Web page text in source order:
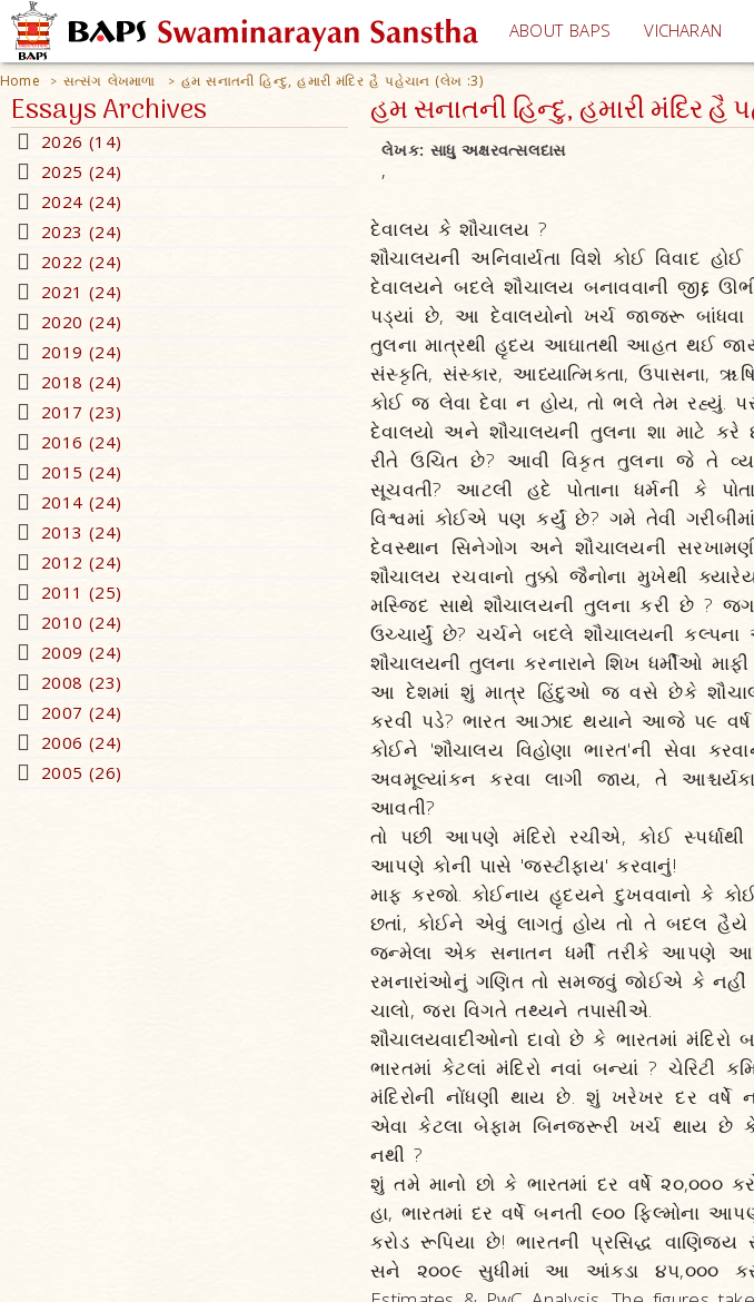
ABOUT BAPS VICHARAN
Home > સત્સંગ લેખમાળા > હમ સનાતની હિન્દુ, હમારી મંદિર હૈ પહેચાન (લેખ :3)
Essays Archives
2026 (14)
2025 (24)
2024 (24)
2023 (24)
2022 (24)
2021 (24)
2020 (24)
2019 (24)
2018 (24)
2017 (23)
2016 (24)
2015 (24)
2014 (24)
2013 (24)
2012 (24)
2011 (25)
2010 (24)
2009 (24)
2008 (23)
2007 (24)
2006 (24)
2005 (26)
હમ સનાતની હિન્દુ, હમારી મંદિર
લેખક: સાધુ અક્ષરવત્સલદાસ
,
દેવાલય કે શૌચાલય ?
શૌચાલયની અનિવાર્યતા વિશે કોઈ વિવાદ
દેવાલયને બદલે શૌચાલય બનાવવાની જીદ્દ
પડ્યાં છે, આ દેવાલયોનો ખર્ચ જાજરૂ
તુલના માત્રથી હૃદય આઘાતથી આહત થઈ
સંસ્કૃતિ, સંસ્કાર, આધ્યાત્મિકતા, ઉપાસના,
કોઈ જ લેવા દેવા ન હોય, તો ભલે તેમ રહ્યું.
દેવાલયો અને શૌચાલયની તુલના શા માટે
રીતે ઉચિત છે? આવી વિકૃત તુલના જે તે
સૂચવતી? આટલી હદે પોતાના ધર્મની કે
વિશ્વમાં કોઈએ પણ કર્યું છે? ગમે તેવી
દેવસ્થાન સિનેગોગ અને શૌચાલયની
શૌચાલય રચવાનો તુક્કો જૈનોના મુખેથી
મસ્જિદ સાથે શૌચાલયની તુલના કરી છે ?
ઉચ્ચાર્યું છે? ચર્ચને બદલે શૌચાલયની
શૌચાલયની તુલના કરનારાને શિખ ધર્મીઓ માફી
આ દેશમાં શું માત્ર હિંદુઓ જ વસે છેકે
કરવી પડે? ભારત આઝાદ થયાને આજે ૫૯
કોઈને 'શૌચાલય વિહોણા ભારત'ની સેવા
અવમૂલ્યાંકન કરવા લાગી જાય, તે
આવતી?
તો પછી આપણે મંદિરો રચીએ, કોઈ સ્પર્ધાથી
આપણે કોની પાસે 'જસ્ટીફાય' કરવાનું!
માફ કરજો. કોઈનાય હૃદયને દુખવવાનો કે
છતાં, કોઈને એવું લાગતું હોય તો તે બદલ હૈયે
જન્મેલા એક સનાતન ધર્મી તરીકે આપણે
રમનારાંઓનું ગણિત તો સમજવું જોઈએ કે નહીં
ચાલો, જરા વિગતે તથ્યને તપાસીએ.
શૌચાલયવાદીઓનો દાવો છે કે ભારતમાં
ભારતમાં કેટલાં મંદિરો નવાં બન્યાં ? ચેરિટી
મંદિરોની નોંધણી થાય છે. શું ખરેખર દર વર્ષે
એવા કેટલા બેફામ બિનજરૂરી ખર્ચ થાય છે
નથી ?
શું તમે માનો છો કે ભારતમાં દર વર્ષે ૨૦,૦૦૦
હા, ભારતમાં દર વર્ષે બનતી ૯૦૦ ફિલ્મોના
કરોડ રૂપિયા છે! ભારતની પ્રસિદ્ધ
સને ૨૦૦૯ સુધીમાં આ આંકડા ૪૫,૦૦૦